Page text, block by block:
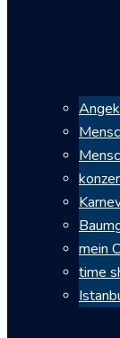
mein
time